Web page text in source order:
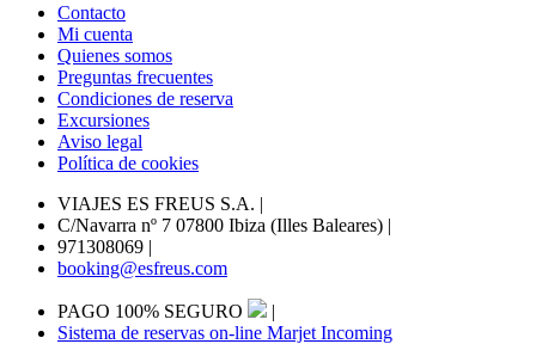
Contacto
Mi cuenta
Quienes somos
Preguntas frecuentes
Condiciones de reserva
Excursiones
Aviso legal
Política de cookies
VIAJES ES FREUS S.A. |
C/Navarra nº 7 07800 Ibiza (Illes Baleares) |
971308069 |
booking@esfreus.com
PAGO 100% SEGURO
|
Sistema de reservas on-line Marjet Incoming